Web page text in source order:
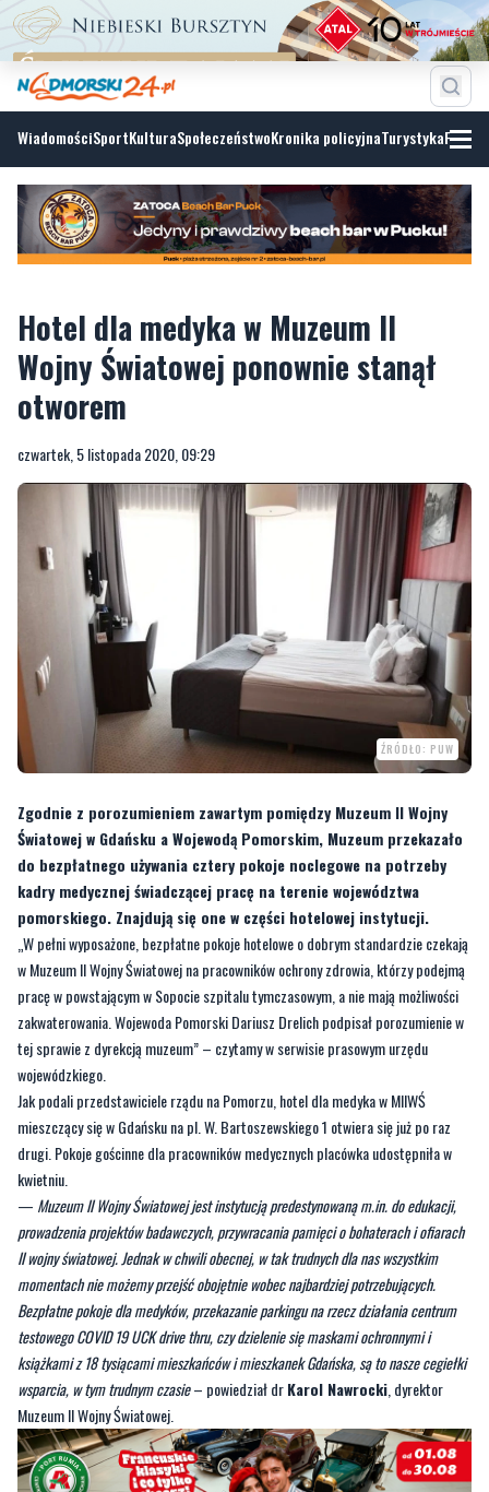
WiadomościSportKulturaSpołeczeństwoKronika policyjnaTurystyka
Hotel dla medyka w Muzeum II
Wojny Światowej ponownie stanął
otworem
czwartek, 5 listopada 2020, 09:29
ŹRÓDŁO: PUW
Zgodnie z porozumieniem zawartym pomiędzy Muzeum II Wojny
Światowej w Gdańsku a Wojewodą Pomorskim, Muzeum przekazało
do bezpłatnego używania cztery pokoje noclegowe na potrzeby
kadry medycznej świadczącej pracę na terenie województwa
pomorskiego. Znajdują się one w części hotelowej instytucji.
„W pełni wyposażone, bezpłatne pokoje hotelowe o dobrym standardzie czekają
w Muzeum II Wojny Światowej na pracowników ochrony zdrowia, którzy podejmą
pracę w powstającym w Sopocie szpitalu tymczasowym, a nie mają możliwości
zakwaterowania. Wojewoda Pomorski Dariusz Drelich podpisał porozumienie w
tej sprawie z dyrekcją muzeum” – czytamy w serwisie prasowym urzędu
wojewódzkiego.
Jak podali przedstawiciele rządu na Pomorzu, hotel dla medyka w MIIWŚ
mieszczący się w Gdańsku na pl. W. Bartoszewskiego 1 otwiera się już po raz
drugi. Pokoje gościnne dla pracowników medycznych placówka udostępniła w
kwietniu.
— Muzeum II Wojny Światowej jest instytucją predestynowaną m.in. do edukacji,
prowadzenia projektów badawczych, przywracania pamięci o bohaterach i ofiarach
II wojny światowej. Jednak w chwili obecnej, w tak trudnych dla nas wszystkim
momentach nie możemy przejść obojętnie wobec najbardziej potrzebujących.
Bezpłatne pokoje dla medyków, przekazanie parkingu na rzecz działania centrum
testowego COVID 19 UCK drive thru, czy dzielenie się maskami ochronnymi i
książkami z 18 tysiącami mieszkańców i mieszkanek Gdańska, są to nasze cegiełki
wsparcia, w tym trudnym czasie– powiedział drKarol Nawrocki , dyrektor
Muzeum II Wojny Światowej.